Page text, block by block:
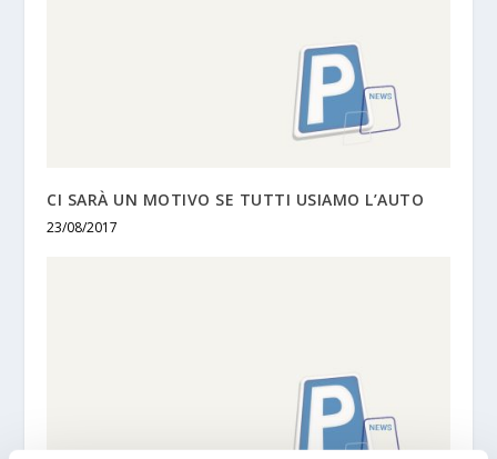
CI SARÀ UN MOTIVO SE TUTTI USIAMO L’AUTO
23/08/2017